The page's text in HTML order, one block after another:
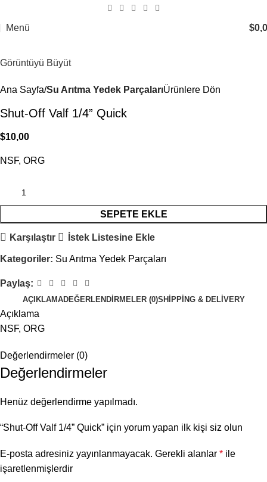
Menü $
Görüntüyü Büyüt
Ana Sayfa Su Arıtma Yedek ParçalarıÜrünlere Dön
Shut-Off Valf 1/4” Quick
$10,00
NSF, ORG
SEPETE EKLE
Karşılaştır İstek Listesine Ekle
Kategoriler: Su Arıtma Yedek Parçaları
Paylaş:
AÇIKLAMADEĞERLENDIRMELER (0)SHIPPING & DELIVERY
Açıklama
NSF, ORG
Değerlendirmeler (0)
Değerlendirmeler
Henüz değerlendirme yapılmadı.
“Shut-Off Valf 1/4” Quick” için yorum yapan ilk kişi siz olun
E-posta adresiniz yayınlanmayacak. Gerekli alanlar * ile
işaretlenmişlerdir